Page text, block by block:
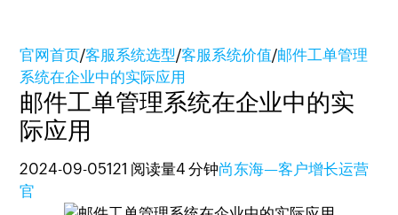
官网首页/客服系统选型/客服系统价值/邮件工单管理
系统在企业中的实际应用
邮件工单管理系统在企业中的实
际应用
2024-09-05121 阅读量4 分钟尚东海—客户增长运营
官